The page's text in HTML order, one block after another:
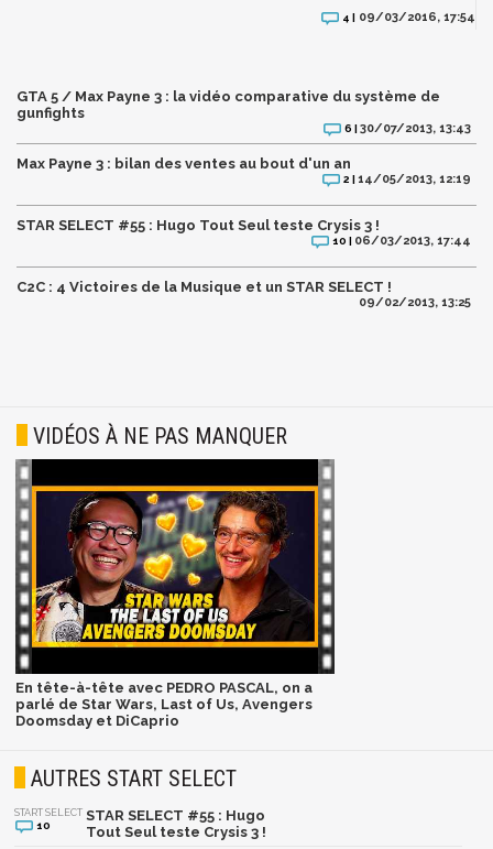
4 | 09/03/2016, 17:54
GTA 5 / Max Payne 3 : la vidéo comparative du système de
gunfights
6 |30/07/2013, 13:43
Max Payne 3 : bilan des ventes au bout d'un an
2 |14/05/2013, 12:19
STAR SELECT #55 : Hugo Tout Seul teste Crysis 3 !
10 | 06/03/2013, 17:44
C2C : 4 Victoires de la Musique et un STAR SELECT !
09/02/2013, 13:25
VIDÉOS À NE PAS MANQUER
En tête-à-tête avec PEDRO PASCAL, on a
parlé de Star Wars, Last of Us, Avengers
Doomsday et DiCaprio
AUTRES START SELECT
START SELECT
10
STAR SELECT #55 : Hugo
Tout Seul teste Crysis 3 !